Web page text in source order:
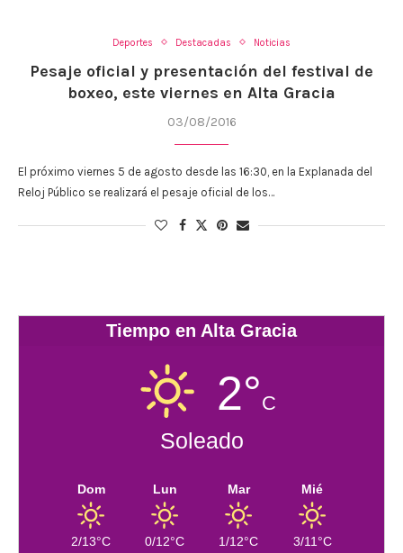
Deportes Destacadas Noticias
Pesaje oficial y presentación del festival de
boxeo, este viernes en Alta Gracia
03/08/2016
El próximo viernes 5 de agosto desde las 16:30, en la Explanada del
Reloj Público se realizará el pesaje oficial de los…
Tiempo en Alta Gracia
2°C
Soleado
Dom
2/13°C
Lun
0/12°C
Mar
1/12°C
Mié
3/11°C